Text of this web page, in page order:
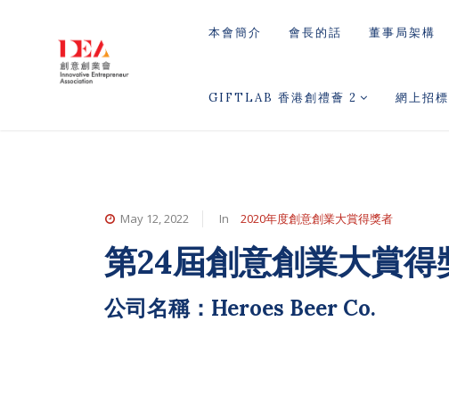
本會簡介 會長的話 董事局架構
GIFTLAB 香港創禮薈 2 網上招標
May 12, 2022 In 2020年度創意創業大賞得獎者
第24屆創意創業大賞得
公司名稱：Heroes Beer Co.